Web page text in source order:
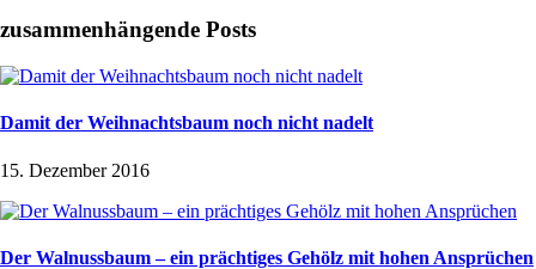
zusammenhängende Posts
Damit der Weihnachtsbaum noch nicht nadelt
15. Dezember 2016
Der Walnussbaum – ein prächtiges Gehölz mit hohen Ansprüchen